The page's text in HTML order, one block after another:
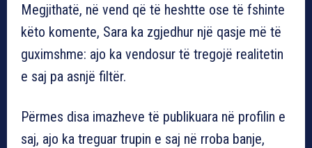
Megjithatë, në vend që të heshtte ose të fshinte
këto komente, Sara ka zgjedhur një qasje më të
guximshme: ajo ka vendosur të tregojë realitetin
e saj pa asnjë filtër.
Përmes disa imazheve të publikuara në profilin e
saj, ajo ka treguar trupin e saj në rroba banje,